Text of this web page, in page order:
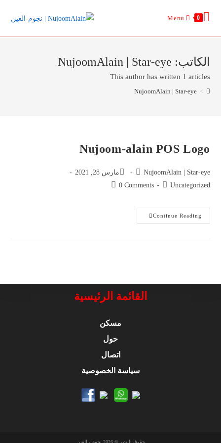
0
Menu
الكاتب: NujoomAlain | Star-eye
This author has written 1 articles
>
NujoomAlain | Star-eye
Nujoom-alain POS Logo
Post
author:
NujoomAlain | Star-eye
Post
published:
مارس 28, 2021
Post
Uncategorized
Post
0 Comments
Continue Reading
Nujoom-
Alain
القائمة الرئيسية
مسكن
حول
اتصال
سياسة الخصوصية
حقوق النشر © 2026 نجوم - العين